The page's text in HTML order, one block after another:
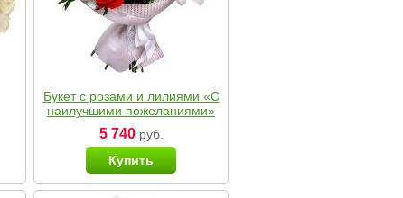
Букет с розами и лилиями «С
наилучшими пожеланиями»
5 740руб.
Купить